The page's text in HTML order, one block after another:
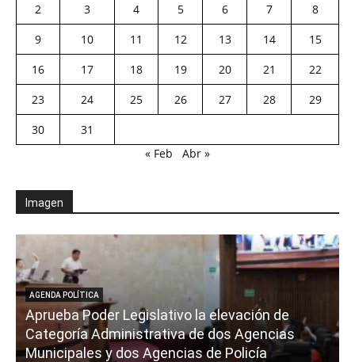
2
3 4 5 6 7
8
9
10 11 12 13 14
15
16
17 18 19 20 21
22
23
24 25 26 27 28
29
30
31
« Feb
Abr »
Imagen
AGENDA POLÍTICA
Aprueba Poder Legislativo la elevación de
Categoría Administrativa de dos Agencias
Municipales y dos Agencias de Policía